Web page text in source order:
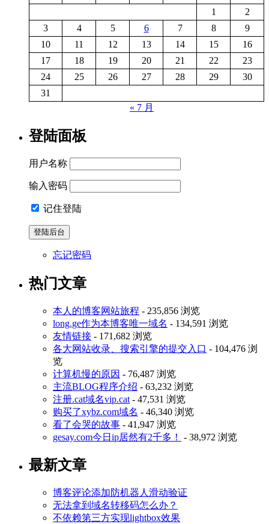
1
2
3
4 5 6 7 8
9
10
11 12 13 14 15
16
17
18 19 20 21 22
23
24
25 26 27 28 29
30
31
« 7 月
登陆面板
用户名称
输入密码
记住登陆
忘记密码
热门文章
本人的博客网站旅程 - 235,856 浏览
long.ge作为本博客唯一域名 - 134,591 浏览
友情链接 - 171,682 浏览
各大网站收录、搜索引擎的提交入口 - 104,476 浏
览
计算机慢的原因 - 76,487 浏览
主流BLOG程序介绍 - 63,232 浏览
注册.cat域名vip.cat - 47,531 浏览
购买了xybz.com域名 - 46,340 浏览
看了会哭的故事 - 41,947 浏览
gesay.com今日ip居然有2千多！
- 38,972 浏览
最新文章
博客评论添加防机器人滑动验证
无法拿到域名转移码怎么办？
不依赖第三方实现lightbox效果